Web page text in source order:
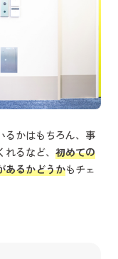
るかはもちろん、事
るなど、 初めての
あるかどうかもチェ